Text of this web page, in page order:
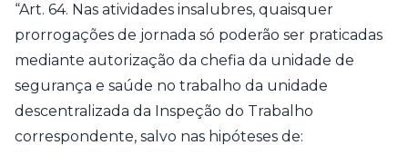
“Art. 64. Nas atividades insalubres, quaisquer
prorrogações de jornada só poderão ser praticadas
mediante autorização da chefia da unidade de
segurança e saúde no trabalho da unidade
descentralizada da Inspeção do Trabalho
correspondente, salvo nas hipóteses de: